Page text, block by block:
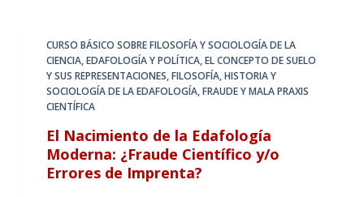
CURSO BÁSICO SOBRE FILOSOFÍA Y SOCIOLOGÍA DE LA
CIENCIA,EDAFOLOGÍA Y POLÍTICA,EL CONCEPTO DE SUELO
Y SUS REPRESENTACIONES,FILOSOFÍA, HISTORIA Y
SOCIOLOGÍA DE LA EDAFOLOGÍA,FRAUDE Y MALA PRAXIS
CIENTÍFICA
El Nacimiento de la Edafología
Moderna: ¿Fraude Científico y/o
Errores de Imprenta?